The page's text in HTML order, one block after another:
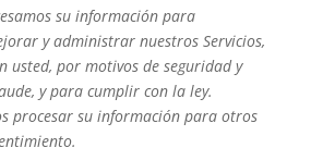
su información para
y administrar nuestros Servicios,
usted, por motivos de seguridad y
y para cumplir con la ley.
procesar su información para otros